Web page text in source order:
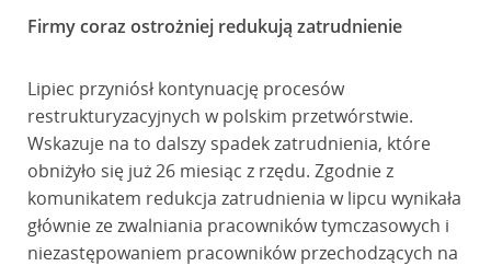
Firmy coraz ostrożniej redukują zatrudnienie
Lipiec przyniósł kontynuację procesów
restrukturyzacyjnych w polskim przetwórstwie.
Wskazuje na to dalszy spadek zatrudnienia, które
obniżyło się już 26 miesiąc z rzędu. Zgodnie z
komunikatem redukcja zatrudnienia w lipcu wynikała
głównie ze zwalniania pracowników tymczasowych i
niezastępowaniem pracowników przechodzących na